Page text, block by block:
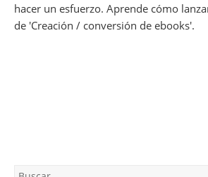
hacer un esfuerzo. Aprende cómo
de 'Creación / conversión de ebooks'.